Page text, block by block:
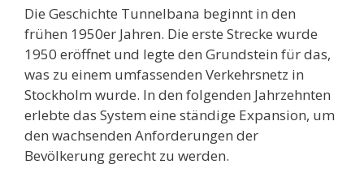
Die Geschichte Tunnelbana beginnt in den
frühen 1950er Jahren. Die erste Strecke wurde
1950 eröffnet und legte den Grundstein für das,
was zu einem umfassenden Verkehrsnetz in
Stockholm wurde. In den folgenden Jahrzehnten
erlebte das System eine ständige Expansion, um
den wachsenden Anforderungen der
Bevölkerung gerecht zu werden.